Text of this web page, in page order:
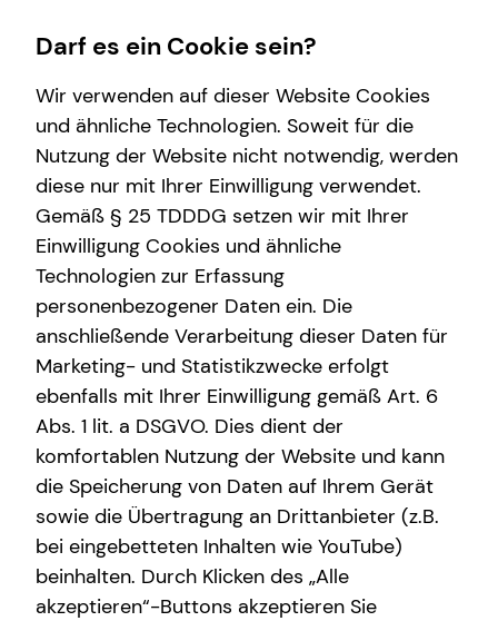
Wissenswertes
Über mich
Über tecis
Interview
Finanzberatung
Videoberatung
Spezialisten-Netzwerk
Investment
Kapitalanlage Immobilien
Service
Kundenportal
Schadenabwicklung
Andreas Metze
Sales Manager
E-Mail Anruf
andreas.metze@tecis.de
Fregestraße 29
04105 Leipzig
+49 (176) 84187019
Darf es ein Cookie sein?
Wir verwenden auf dieser Website Cookies
und ähnliche Technologien. Soweit für die
Nutzung der Website nicht notwendig, werden
diese nur mit Ihrer Einwilligung verwendet.
Gemäß § 25 TDDDG setzen wir mit Ihrer
Einwilligung Cookies und ähnliche
Technologien zur Erfassung
personenbezogener Daten ein. Die
anschließende Verarbeitung dieser Daten für
Marketing- und Statistikzwecke erfolgt
ebenfalls mit Ihrer Einwilligung gemäß Art. 6
Abs. 1 lit. a DSGVO. Dies dient der
komfortablen Nutzung der Website und kann
die Speicherung von Daten auf Ihrem Gerät
sowie die Übertragung an Drittanbieter (z.B.
bei eingebetteten Inhalten wie YouTube)
beinhalten. Durch Klicken des „Alle
akzeptieren“-Buttons akzeptieren Sie